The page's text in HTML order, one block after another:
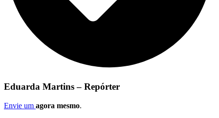
Eduarda Martins – Repórter
Envie um agora mesmo.